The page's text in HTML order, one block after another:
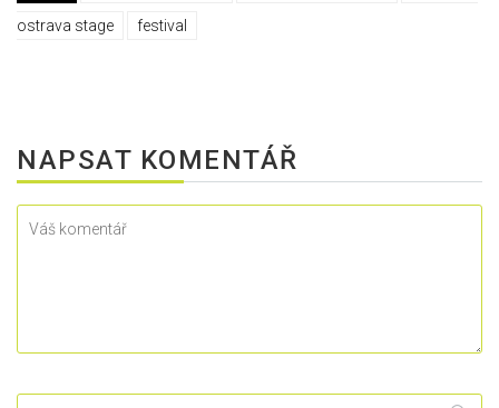
ostrava stage festival
NAPSAT KOMENTÁŘ